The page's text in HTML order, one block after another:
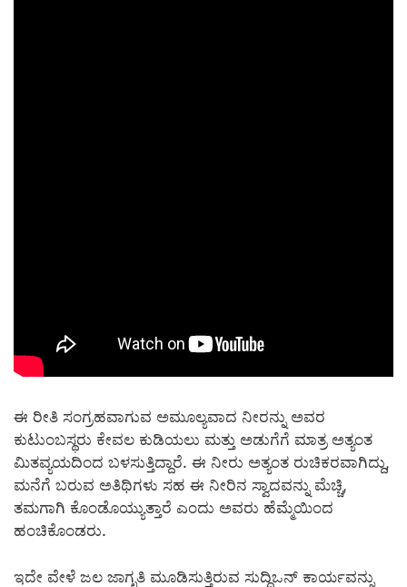
ಈ ರೀತಿ ಸಂಗ್ರಹವಾಗುವ ಅಮೂಲ್ಯವಾದ ನೀರನ್ನು ಅವರ
ಕುಟುಂಬಸ್ಥರು ಕೇವಲ ಕುಡಿಯಲು ಮತ್ತು ಅಡುಗೆಗೆ ಮಾತ್ರ ಅತ್ಯಂತ
ಮಿತವ್ಯಯದಿಂದ ಬಳಸುತ್ತಿದ್ದಾರೆ. ಈ ನೀರು ಅತ್ಯಂತ ರುಚಿಕರವಾಗಿದ್ದು,
ಮನೆಗೆ ಬರುವ ಅತಿಥಿಗಳು ಸಹ ಈ ನೀರಿನ ಸ್ವಾದವನ್ನು ಮೆಚ್ಚಿ,
ತಮಗಾಗಿ ಕೊಂಡೊಯ್ಯುತ್ತಾರೆ ಎಂದು ಅವರು ಹೆಮ್ಮೆಯಿಂದ
ಹಂಚಿಕೊಂಡರು.
ಇದೇ ವೇಳೆ ಜಲ ಜಾಗೃತಿ ಮೂಡಿಸುತ್ತಿರುವ ಸುದ್ದಿಒನ್ ಕಾರ್ಯವನ್ನು